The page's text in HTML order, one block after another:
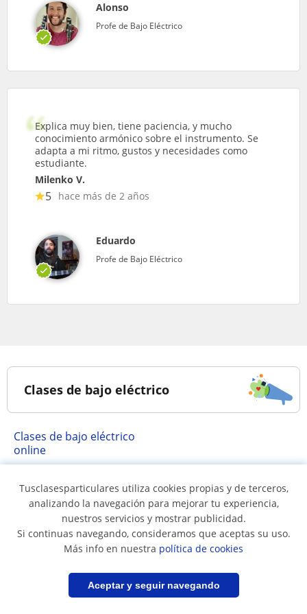
Guardar búsqueda
Alonso
Profe de Bajo Eléctrico
Explica muy bien, tiene paciencia, y mucho
conocimiento armónico sobre el instrumento. Se
adapta a mi ritmo, gustos y necesidades como
estudiante.
Milenko V.
5 hace más de 2 años
Eduardo
Profe de Bajo Eléctrico
Clases de bajo eléctrico
Clases de bajo eléctrico
online
Clases de bajo eléctrico en...
Clases de bajo eléctrico
Tusclasesparticulares utiliza cookies propias y de terceros,
analizando la navegación para mejorar tu experiencia,
nuestros servicios y mostrar publicidad.
Si continuas navegando, consideramos que aceptas su uso.
Más info en nuestra política de cookies
Aceptar y seguir navegando